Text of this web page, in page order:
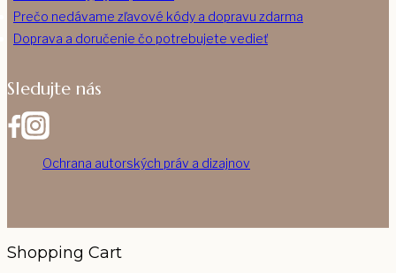
Prečo nedávame zľavové kódy a dopravu zdarma
Doprava a doručenie čo potrebujete vedieť
Sledujte nás
Ochrana autorských práv a dizajnov
Shopping Cart